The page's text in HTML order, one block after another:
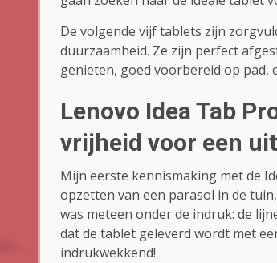
De volgende vijf tablets zijn
duurzaamheid. Ze zijn perfect
genieten, goed voorbereid op pad,
Lenovo Idea Tab
vrijheid voor een
Mijn eerste kennismaking met de
opzetten van een parasol in de
was meteen onder de indruk: de
dat de tablet geleverd wordt met
indrukwekkend!